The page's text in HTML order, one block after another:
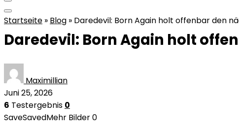
Startseite » Blog » Daredevil: Born Again holt offenbar den
Daredevil: Born Again holt
Maximillian
Juni 25, 2026
6 Testergebnis 0
SaveSavedMehr Bilder0